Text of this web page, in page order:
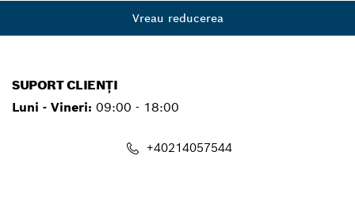
Vreau reducerea
SUPORT CLIENȚI
Luni - Vineri: 09:00 - 18:00
+40214057544